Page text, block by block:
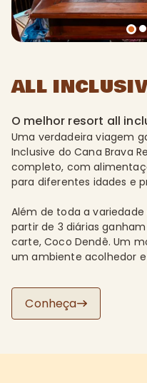
ALL
O melhor resort all
Uma verdadeira viagem
Inclusive do Cana Brava
completo, com
para diferentes idades e
Além de toda a variedade
partir de 3 diárias
carte, Coco Dendê. Um
um ambiente acolhedor
Conheça